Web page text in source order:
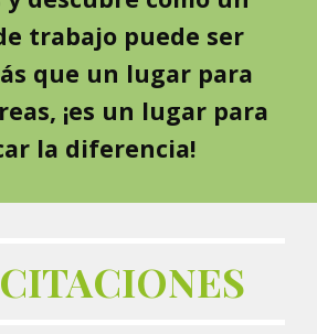
trabajo puede ser
que un lugar para
¡es un lugar para
la diferencia!